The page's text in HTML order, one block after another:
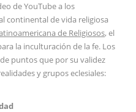
de YouTube a los
continental de vida religiosa
de Religiosos, el
la inculturación de la fe. Los
puntos que por su validez
y grupos eclesiales: